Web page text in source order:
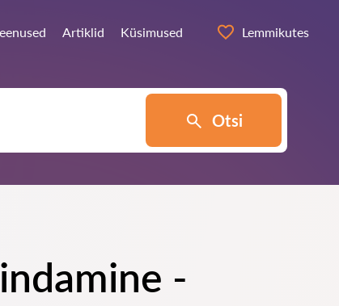
Artiklid Küsimused Lemmikutes
Otsi
-